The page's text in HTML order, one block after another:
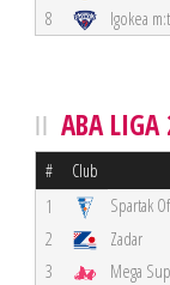
8
Igokea
ABA
# Club
1 Spartak
2
Zadar
3
Mega